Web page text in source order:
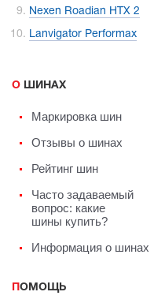
Nexen Roadian HTX 2
Lanvigator Performax
О ШИНАХ
Маркировка шин
Отзывы о шинах
Рейтинг шин
Часто задаваемый
вопрос: какие
шины купить?
Информация о шинах
ПОМОЩЬ